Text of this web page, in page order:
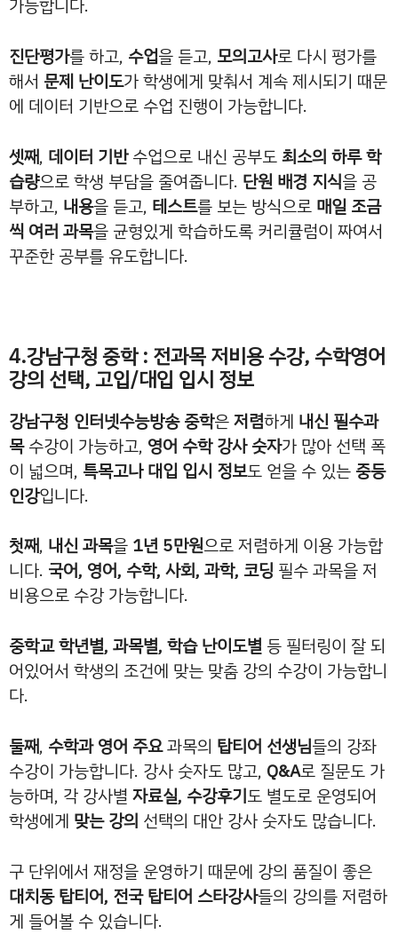
가능합니다.
진단평가를 하고, 수업을 듣고, 모의고사로 다시 평가를
해서 문제 난이도가 학생에게 맞춰서 계속 제시되기 때문
에 데이터 기반으로 수업 진행이 가능합니다.
셋째, 데이터 기반수업으로 내신 공부도최소의 하루 학
습량으로 학생 부담을 줄여줍니다. 단원 배경 지식을 공
부하고, 내용을 듣고, 테스트를 보는 방식으로 매일 조금
씩 여러 과목을 균형있게 학습하도록 커리큘럼이 짜여서
꾸준한 공부를 유도합니다.
4.강남구청 중학 : 전과목 저비용 수강, 수학영어
강의 선택, 고입/대입 입시 정보
강남구청 인터넷수능방송 중학은저렴하게 내신 필수과
목수강이 가능하고, 영어 수학 강사 숫자가 많아 선택 폭
이 넓으며, 특목고나 대입 입시 정보도 얻을 수 있는 중등
인강입니다.
첫째, 내신 과목을 1년 5만원으로 저렴하게 이용 가능합
니다. 국어, 영어, 수학, 사회, 과학, 코딩 필수 과목을 저
비용으로 수강 가능합니다.
중학교 학년별, 과목별, 학습 난이도별 등 필터링이 잘 되
어있어서 학생의 조건에 맞는 맞춤 강의 수강이 가능합니
다.
둘째, 수학과 영어 주요과목의 탑티어 선생님들의 강좌
수강이 가능합니다. 강사 숫자도 많고, Q&A로 질문도 가
능하며, 각 강사별 자료실, 수강후기도 별도로 운영되어
학생에게 맞는 강의 선택의 대안 강사 숫자도 많습니다.
구 단위에서 재정을 운영하기 때문에 강의 품질이 좋은
대치동 탑티어, 전국 탑티어 스타강사들의 강의를 저렴하
게 들어볼 수 있습니다.